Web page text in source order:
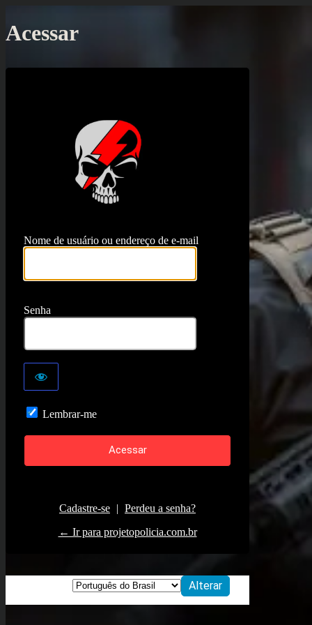
Acessar
Nome de usuário ou endereço de e-mail
Senha
Lembrar-me
Cadastre-se | Perdeu a senha?
← Ir para projetopolicia.com.br